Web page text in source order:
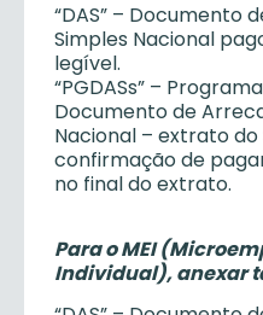
“DAS” – Documento
Simples Nacional
legível.
“PGDASs” –
Documento de
Nacional – extrato
confirmação de
no final do extrato.
Para o MEI
Individual), anexar